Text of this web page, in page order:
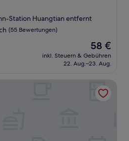
Station Huangtian entfernt
(55 Bewertungen)
Der
Preis
beträgt
58 €
inkl. Steuern & Gebühren
22. Aug.–23. Aug.